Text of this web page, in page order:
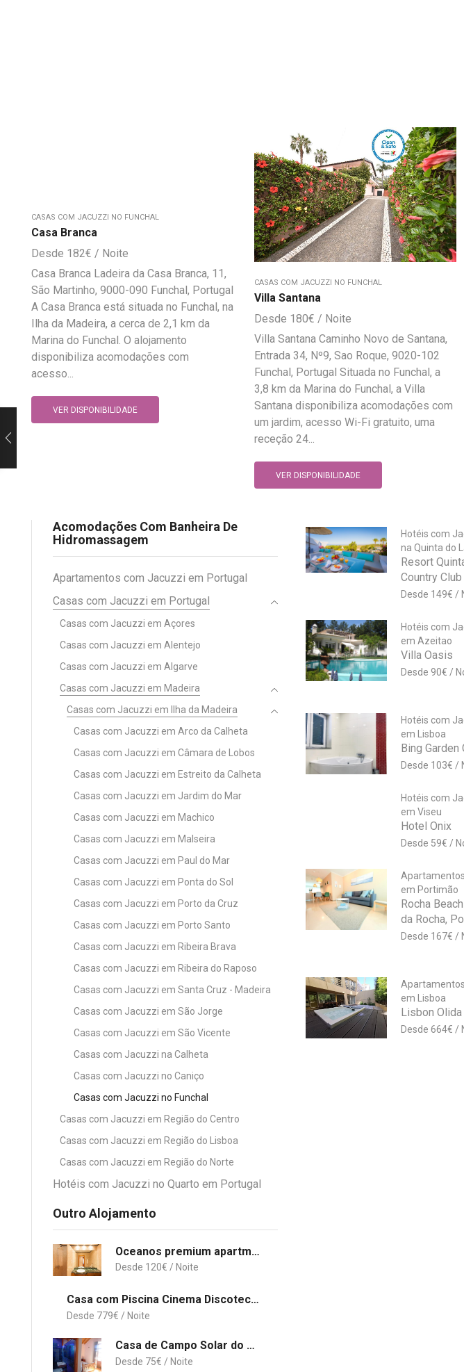
CASAS COM JACUZZI NO FUNCHAL
Casa Branca
182€
Casa Branca Ladeira da Casa Branca, 11,
São Martinho, 9000-090 Funchal, Portugal
A Casa Branca está situada no Funchal, na
Ilha da Madeira, a cerca de 2,1 km da
Marina do Funchal. O alojamento
disponibiliza acomodações com
acesso...
VER DISPONIBILIDADE
CASAS COM JACUZZI NO FUNCHAL
Villa Santana
180€
Villa Santana Caminho Novo de Santana,
Entrada 34, Nº9, Sao Roque, 9020-102
Funchal, Portugal Situada no Funchal, a
3,8 km da Marina do Funchal, a Villa
Santana disponibiliza acomodações com
um jardim, acesso Wi-Fi gratuito, uma
receção 24...
VER DISPONIBILIDADE
Acomodações Com Banheira De
Hidromassagem
Apartamentos com Jacuzzi em Portugal
Casas com Jacuzzi em Portugal
Casas com Jacuzzi em Açores
Casas com Jacuzzi em Alentejo
Casas com Jacuzzi em Algarve
Casas com Jacuzzi em Madeira
Casas com Jacuzzi em Ilha da Madeira
Casas com Jacuzzi em Arco da Calheta
Casas com Jacuzzi em Câmara de Lobos
Casas com Jacuzzi em Estreito da Calheta
Casas com Jacuzzi em Jardim do Mar
Casas com Jacuzzi em Machico
Casas com Jacuzzi em Malseira
Casas com Jacuzzi em Paul do Mar
Casas com Jacuzzi em Ponta do Sol
Casas com Jacuzzi em Porto da Cruz
Casas com Jacuzzi em Porto Santo
Casas com Jacuzzi em Ribeira Brava
Casas com Jacuzzi em Ribeira do Raposo
Casas com Jacuzzi em Santa Cruz - Madeira
Casas com Jacuzzi em São Jorge
Casas com Jacuzzi em São Vicente
Casas com Jacuzzi na Calheta
Casas com Jacuzzi no Caniço
Casas com Jacuzzi no Funchal
Casas com Jacuzzi em Região do Centro
Casas com Jacuzzi em Região do Lisboa
Casas com Jacuzzi em Região do Norte
Hotéis com Jacuzzi no Quarto em Portugal
Outro Alojamento
Oceanos premium apartment
120€
Casa com Piscina Cinema Discoteca Ginásio
779€
Casa de Campo Solar do Alambique
75€
Hotéis com
na Quinta do
Resort
Country Club
149€
Hotéis com
em Azeitao
Villa Oasis
90€
Hotéis com
em Lisboa
Bing
103€
Hotéis com
em Viseu
Hotel Onix
59€
em Portimão
Rocha
da Rocha,
167€
em Lisboa
Lisbon
664€